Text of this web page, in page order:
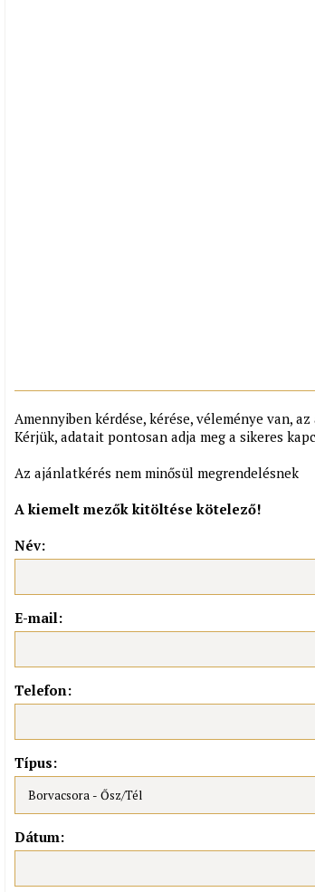
Amennyiben kérdése, kérése, véleménye van,
Kérjük, adatait pontosan adja meg a sikeres
Az ajánlatkérés nem minősül megrendelésnek
A kiemelt mezők kitöltése kötelező!
Név:
E-mail:
Telefon:
Típus:
Dátum: